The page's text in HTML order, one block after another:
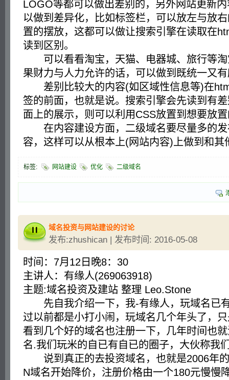
LOGO等都可以做出差别的，另外网站更新
以做到差异化，比如标签栏，可以放左与放
置的摆放，这都可以做让搜索引擎在读取在
读到区别。
可以看看淘宝，天猫、电器城、旅行等淘
果财力与人力允许的话，可以做到既统一又
差别比较大的内容(如区域性信息等)在
签的前面，也就是说。搜索引擎会先读到有
面上的展示，则可以利用CSS放置到想要放
在内容建设方面，二级域名要尽量多的发
容，这样可以从根本上(网站内容)上做到和
标签: 网站建设 优化 二级域名
域名投资与网站建设的讨论
发布:zhushican | 发布时间: 2016-05-08
时间：7月12日晚8：30
主讲人：有缘人(269063918)
主题:域名投资及建站 整理 Leo.Stone
先自我介绍一下，我-有缘人，玩域名已
过以前都是小打小闹，玩域名几个年头了，
看到几个好的域名也注册一下，几年时间也
名.我们玩米的自已有自已的圈子，大伙称我
说到真正的去投资域名，也就是2006年的
N域名开始降价，注册价格由一个180元慢慢